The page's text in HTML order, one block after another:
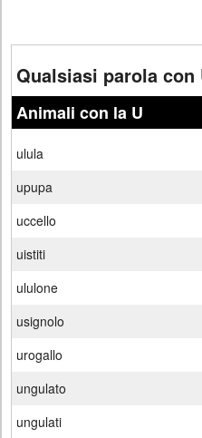
Qualsiasi parola con
Animali con la U
ulula
upupa
uccello
uistiti
ululone
usignolo
urogallo
ungulato
ungulati